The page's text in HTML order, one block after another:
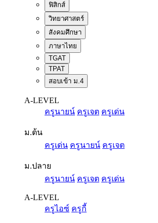
ฟิสิกส์
วิทยาศาสตร์
สังคมศึกษา
ภาษาไทย
TGAT
TPAT
สอบเข้า ม.4
A-LEVEL
ครูนายน์ ครูเจต ครูเด่น
ม.ต้น
ครูเด่น ครูนายน์ ครูเจต
ม.ปลาย
ครูนายน์ ครูเจต ครูเด่น
A-LEVEL
ครูไอซ์ ครูกี้